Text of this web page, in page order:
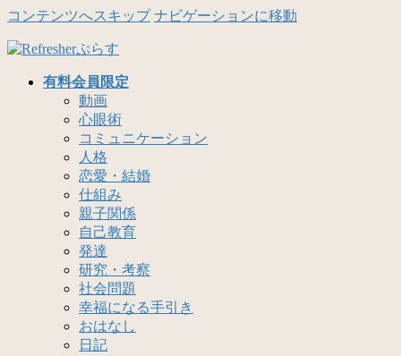
コンテンツへスキップ ナビゲーションに移動
有料会員限定
動画
心眼術
コミュニケーション
人格
恋愛・結婚
仕組み
親子関係
自己教育
発達
研究・考察
社会問題
幸福になる手引き
おはなし
日記